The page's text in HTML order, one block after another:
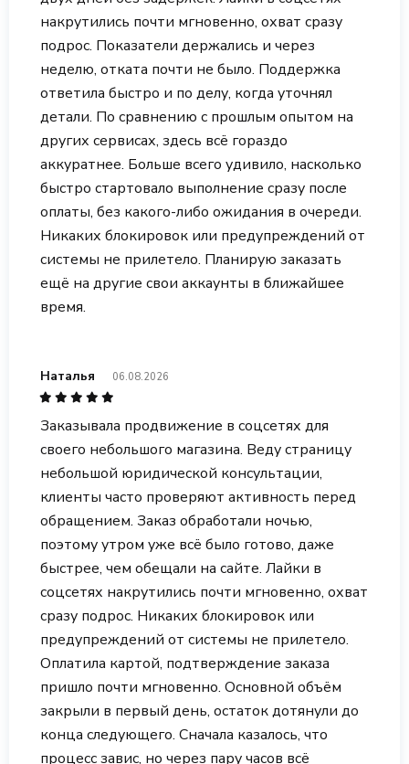
накрутились почти мгновенно, охват сразу
подрос. Показатели держались и через
неделю, отката почти не было. Поддержка
ответила быстро и по делу, когда уточнял
детали. По сравнению с прошлым опытом на
других сервисах, здесь всё гораздо
аккуратнее. Больше всего удивило, насколько
быстро стартовало выполнение сразу после
оплаты, без какого-либо ожидания в очереди.
Никаких блокировок или предупреждений от
системы не прилетело. Планирую заказать
ещё на другие свои аккаунты в ближайшее
время.
Наталья 06.08.2026
Заказывала продвижение в соцсетях для
своего небольшого магазина. Веду страницу
небольшой юридической консультации,
клиенты часто проверяют активность перед
обращением. Заказ обработали ночью,
поэтому утром уже всё было готово, даже
быстрее, чем обещали на сайте. Лайки в
соцсетях накрутились почти мгновенно, охват
сразу подрос. Никаких блокировок или
предупреждений от системы не прилетело.
Оплатила картой, подтверждение заказа
пришло почти мгновенно. Основной объём
закрыли в первый день, остаток дотянули до
конца следующего. Сначала казалось, что
процесс завис, но через пару часов всё